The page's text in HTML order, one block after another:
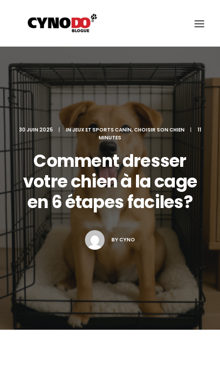
SCIENCE
ALIMENTATION ET SANTÉ
CHOISIR SON CHIEN
ÉDUCATION ET COMPORTEMENT
JEUX ET SPORTS CANIN
RACES DES CHIENS
30 JUIN 2025 | INJEUX ET SPORTS CANIN, CHOISIR SON CHIEN |
11
MINUTES
Comment dresser
votre chien à la cage
en 6 étapes faciles?
BYCYNO